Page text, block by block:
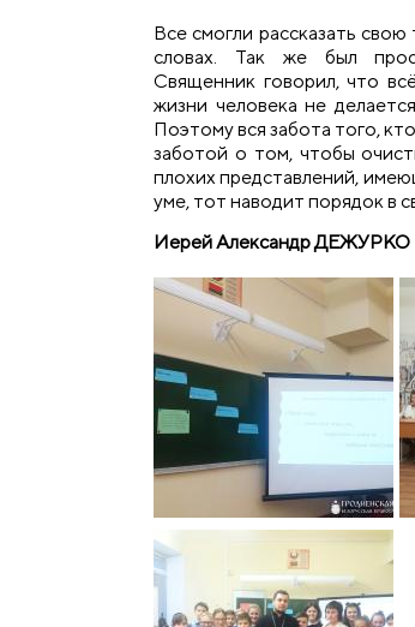
Все смогли рассказать
словах. Так же был
Священник говорил, что
жизни человека не
Поэтому вся забота того,
заботой о том, чтобы
плохих представлений,
уме, тот наводит порядок в
Иерей Александр ДЕЖУРКО